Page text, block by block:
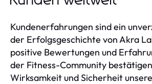
Kundenerfahrungen sind ein
der Erfolgsgeschichte von Akra
positive Bewertungen und
der Fitness-Community
Wirksamkeit und Sicherheit